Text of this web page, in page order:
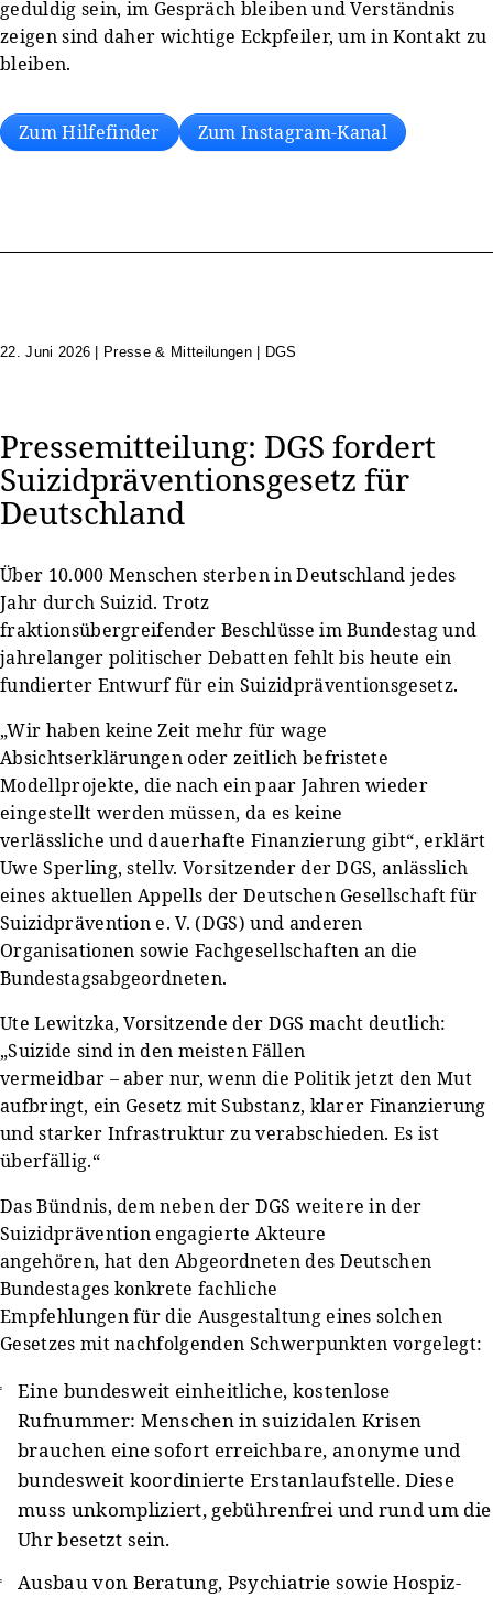
geduldig sein, im Gespräch bleiben und Verständnis
zeigen sind daher wichtige Eckpfeiler, um in Kontakt zu
bleiben.
Zum Hilfefinder Zum Instagram-Kanal
22. Juni 2026 | Presse & Mitteilungen | DGS
Pressemitteilung: DGS fordert
Suizidpräventionsgesetz für
Deutschland
Über 10.000 Menschen sterben in Deutschland jedes
Jahr durch Suizid. Trotz
fraktionsübergreifender Beschlüsse im Bundestag und
jahrelanger politischer Debatten fehlt bis heute ein
fundierter Entwurf für ein Suizidpräventionsgesetz.
„Wir haben keine Zeit mehr für wage
Absichtserklärungen oder zeitlich befristete
Modellprojekte, die nach ein paar Jahren wieder
eingestellt werden müssen, da es keine
verlässliche und dauerhafte Finanzierung gibt“, erklärt
Uwe Sperling, stellv. Vorsitzender der DGS, anlässlich
eines aktuellen Appells der Deutschen Gesellschaft für
Suizidprävention e. V. (DGS) und anderen
Organisationen sowie Fachgesellschaften an die
Bundestagsabgeordneten.
Ute Lewitzka, Vorsitzende der DGS macht deutlich:
„Suizide sind in den meisten Fällen
vermeidbar – aber nur, wenn die Politik jetzt den Mut
aufbringt, ein Gesetz mit Substanz, klarer Finanzierung
und starker Infrastruktur zu verabschieden. Es ist
überfällig.“
Das Bündnis, dem neben der DGS weitere in der
Suizidprävention engagierte Akteure
angehören, hat den Abgeordneten des Deutschen
Bundestages konkrete fachliche
Empfehlungen für die Ausgestaltung eines solchen
Gesetzes mit nachfolgenden Schwerpunkten vorgelegt:
Eine bundesweit einheitliche, kostenlose
Rufnummer: Menschen in suizidalen Krisen
brauchen eine sofort erreichbare, anonyme und
bundesweit koordinierte Erstanlaufstelle. Diese
muss unkompliziert, gebührenfrei und rund um die
Uhr besetzt sein.
Ausbau von Beratung, Psychiatrie sowie Hospiz-